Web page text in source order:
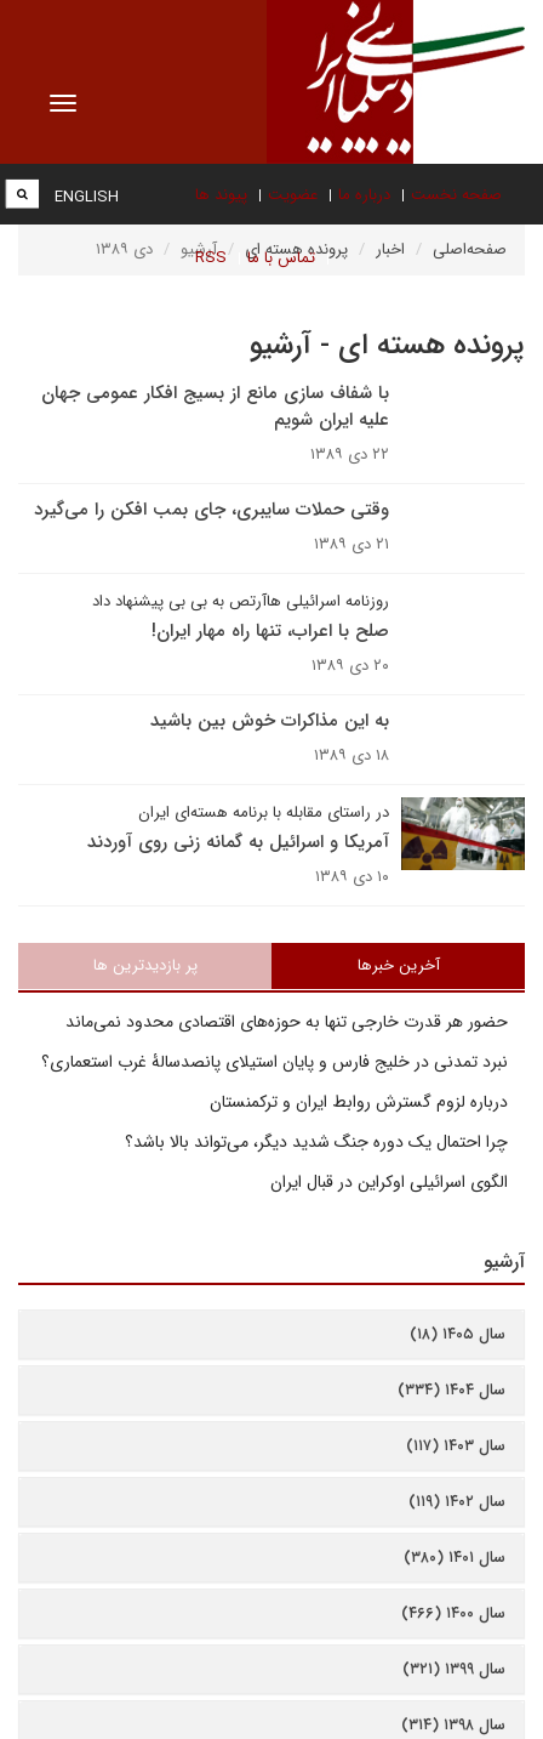
Toggle
صفحه نخست درباره ما عضویت پیوند ها
تماس با ما RSS
ENGLISH
صفحه‌اصلی اخبار پرونده هسته ای آرشیو دی ۱۳۸۹
پرونده هسته ای - آرشیو
با شفاف سازى مانع از بسیج افکار عمومی ‌جهان
علیه ایران شویم
۲۲ دی ۱۳۸۹
وقتی حملات سایبری، جای بمب افکن را می‌گیرد
۲۱ دی ۱۳۸۹
روزنامه اسرائیلی هاآرتص به بی بی پیشنهاد داد
صلح با اعراب، تنها راه مهار ایران!
۲۰ دی ۱۳۸۹
به این مذاکرات خوش بین باشید
۱۸ دی ۱۳۸۹
در راستای مقابله با برنامه هسته‌ای ایران
آمریکا و اسرائیل به گمانه زنی روی آوردند
۱۰ دی ۱۳۸۹
آخرین خبرها پر بازدیدترین ها
حضور هر قدرت خارجی تنها به حوزه‌های اقتصادی محدود نمی‌ماند
نبرد تمدنی در خلیج فارس و پایان استیلای پانصدسالۀ غرب استعماری؟
درباره لزوم گسترش روابط ایران و ترکمنستان
چرا احتمال یک دوره جنگ شدید دیگر، می‌تواند بالا باشد؟
الگوی اسرائیلی اوکراین در قبال ایران
آرشیو
سال ۱۴۰۵ (۱۸)
سال ۱۴۰۴ (۳۳۴)
سال ۱۴۰۳ (۱۱۷)
سال ۱۴۰۲ (۱۱۹)
سال ۱۴۰۱ (۳۸۰)
سال ۱۴۰۰ (۴۶۶)
سال ۱۳۹۹ (۳۲۱)
سال ۱۳۹۸ (۳۱۴)